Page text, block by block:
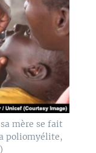
mère se fait
poliomyélite,